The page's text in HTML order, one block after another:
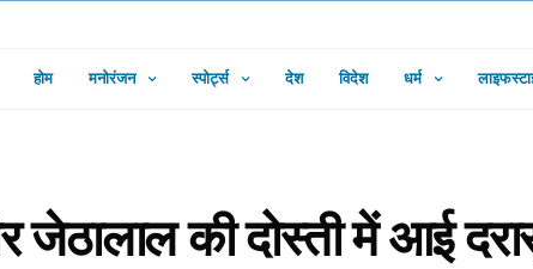
होम मनोरंजन स्पोर्ट्स देश विदेश धर्म
जेठालाल की दोस्ती में आई